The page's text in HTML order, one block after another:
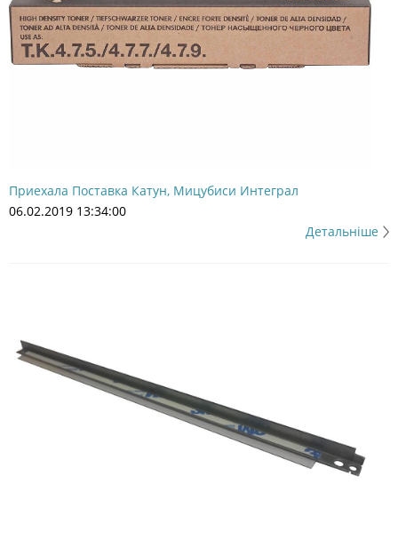
Приехала Поставка Катун, Мицубиси Интеграл
06.02.2019 13:34:00
Детальніше